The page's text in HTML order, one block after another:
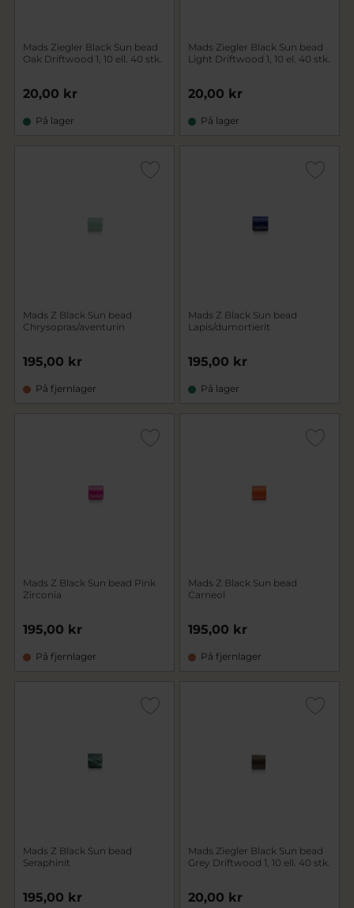
Mads Ziegler Black Sun bead
Oak Driftwood 1, 10 ell. 40 stk.
20,00 kr
På lager
Mads Ziegler Black Sun bead
Light Driftwood 1, 10 el. 40 stk.
20,00 kr
På lager
Mads Z Black Sun bead
Chrysopras/aventurin
195,00 kr
På fjernlager
Mads Z Black Sun bead
Lapis/dumortierit
195,00 kr
På lager
Mads Z Black Sun bead Pink
Zirconia
195,00 kr
På fjernlager
Mads Z Black Sun bead
Carneol
195,00 kr
På fjernlager
Mads Z Black Sun bead
Seraphinit
195,00 kr
Mads Ziegler Black Sun bead
Grey Driftwood 1, 10 ell. 40 stk.
20,00 kr